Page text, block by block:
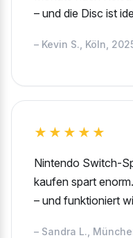
– und die Disc ist
– Kevin S., Köln,
★★★★★
Nintendo Switch-
kaufen spart
– und funktioniert
– Sandra L.,